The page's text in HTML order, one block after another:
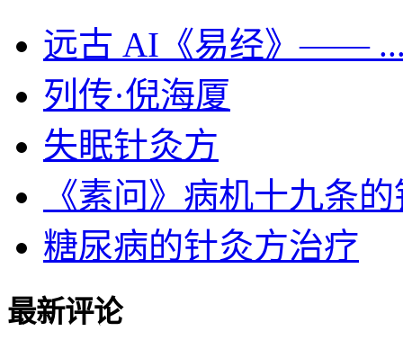
远古 AI《易经》——
列传·倪海厦
失眠针灸方
《素问》病机十九条
糖尿病的针灸方治疗
最新评论